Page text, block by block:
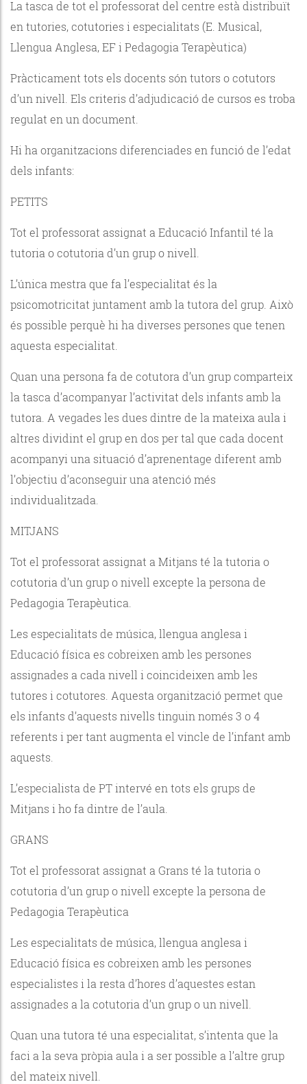
La tasca de tot el professorat del centre està distribuït
en tutories, cotutories i especialitats (E. Musical,
Llengua Anglesa, EF i Pedagogia Terapèutica)
Pràcticament tots els docents són tutors o cotutors
d’un nivell. Els criteris d’adjudicació de cursos es troba
regulat en un document.
Hi ha organitzacions diferenciades en funció de l’edat
dels infants:
PETITS
Tot el professorat assignat a Educació Infantil té la
tutoria o cotutoria d’un grup o nivell.
L’única mestra que fa l’especialitat és la
psicomotricitat juntament amb la tutora del grup. Això
és possible perquè hi ha diverses persones que tenen
aquesta especialitat.
Quan una persona fa de cotutora d’un grup comparteix
la tasca d’acompanyar l’activitat dels infants amb la
tutora. A vegades les dues dintre de la mateixa aula i
altres dividint el grup en dos per tal que cada docent
acompanyi una situació d’aprenentage diferent amb
l’objectiu d’aconseguir una atenció més
individualitzada.
MITJANS
Tot el professorat assignat a Mitjans té la tutoria o
cotutoria d’un grup o nivell excepte la persona de
Pedagogia Terapèutica.
Les especialitats de música, llengua anglesa i
Educació física es cobreixen amb les persones
assignades a cada nivell i coincideixen amb les
tutores i cotutores. Aquesta organització permet que
els infants d’aquests nivells tinguin només 3 o 4
referents i per tant augmenta el vincle de l’infant amb
aquests.
L’especialista de PT intervé en tots els grups de
Mitjans i ho fa dintre de l’aula.
GRANS
Tot el professorat assignat a Grans té la tutoria o
cotutoria d’un grup o nivell excepte la persona de
Pedagogia Terapèutica
Les especialitats de música, llengua anglesa i
Educació física es cobreixen amb les persones
especialistes i la resta d’hores d’aquestes estan
assignades a la cotutoria d’un grup o un nivell.
Quan una tutora té una especialitat, s’intenta que la
faci a la seva pròpia aula i a ser possible a l’altre grup
del mateix nivell.